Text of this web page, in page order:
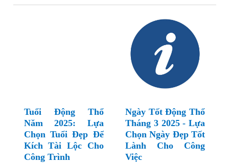
Tuổi Động Thổ
Năm 2025: Lựa
Chọn Tuổi Đẹp Để
Kích Tài Lộc Cho
Công Trình
Ngày Tốt Động Thổ
Tháng 3 2025 - Lựa
Chọn Ngày Đẹp Tốt
Lành Cho Công
Việc